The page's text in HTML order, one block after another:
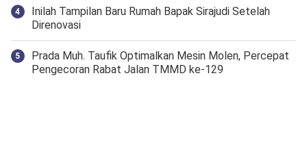
Inilah Tampilan Baru Rumah Bapak Sirajudi Setelah
Direnovasi
Prada Muh. Taufik Optimalkan Mesin Molen, Percepat
Pengecoran Rabat Jalan TMMD ke-129